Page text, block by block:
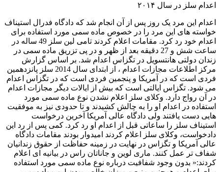
اعدام سلز در سال ۲۰۱۴
اعدام این مرد یک روز پس از آن انجام شد که دادگاه فدرال استیناف
خواسته های این مرد را در خصوص ماده سمی مورد استفاده برای
اعدام خود رد کرد. مقامات اعلام کردند تامی لین سلز 49 ساله در
ساعت شش و 27 دقیقه بعد از ظهر و در پی تزریق ماده سمی در
زندان دولتی هانتسویل در تگزاس اعدام شد. بر اساس گزارش
مرکز اطلاعات مجازات اعدام ، از ابتدای سال 2014 سلز پانزدهمین
فردی است که در آمریکا و پنجمین فردی است که در تگزاس اعدام
می شود. تگزاس ایالتی است که بیش از ایالات دیگر مجازات اعدام
در آن رواج دارد. وکلای سلز اعلام نشدن نوع ماده سمی مورد
استفاده در اعدام او را به چالش کشیدند و تا حدودی نیز به موفقیت
هایی دست یافتند ولی دادگاه عالی آمریکا آخرین درخواست
استیناف سلز را ساعاتی قبل از اعدام او رد کرد. کمی پس از رد این
دادخواست، وکلای سلز اعلام کردند امیدوار بودند مقامات دادگاه
عالی آمریکا و تگزاس در نهایت در زمینه حفاظت از حقوق زندانیان
شفاف تر عمل کنند. ماری لوین و جاناتان راس در بیانیه ای اعلام
کردند:« بدون وجود شفافیت درباره نوع ماده سمی مورد استفاده